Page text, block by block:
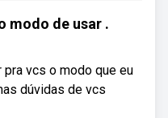
modo de usar .
vcs o modo que eu
dúvidas de vcs